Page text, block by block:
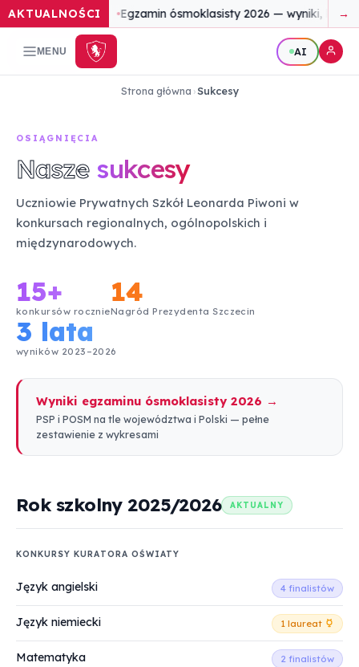
AKTUALNOŚCI Egzamin ósmoklasisty 2026 — wyniki, które
→
MENU AI
Strona główna ›Sukcesy
OSIĄGNIĘCIA
Nasze sukcesy
Uczniowie Prywatnych Szkół Leonarda Piwoni w
konkursach regionalnych, ogólnopolskich i
międzynarodowych.
15+
konkursów rocznie
14
Nagród Prezydenta Szczecin
3 lata
wyników 2023–2026
Wyniki egzaminu ósmoklasisty 2026 →
PSP i POSM na tle województwa i Polski — pełne
zestawienie z wykresami
Rok szkolny 2025/2026 AKTUALNY
KONKURSY KURATORA OŚWIATY
Język angielski 4 finalistów
Język niemiecki 1 laureat
Matematyka 2 finalistów